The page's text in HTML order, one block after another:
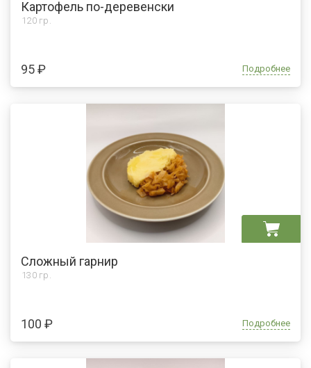
Картофель по-деревенски
120 гр.
95 ₽ Подробнее
Сложный гарнир
130 гр.
100 ₽ Подробнее